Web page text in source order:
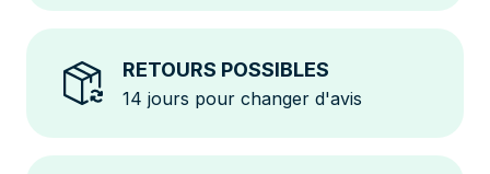
RETOURS POSSIBLES
14 jours pour changer d'avis